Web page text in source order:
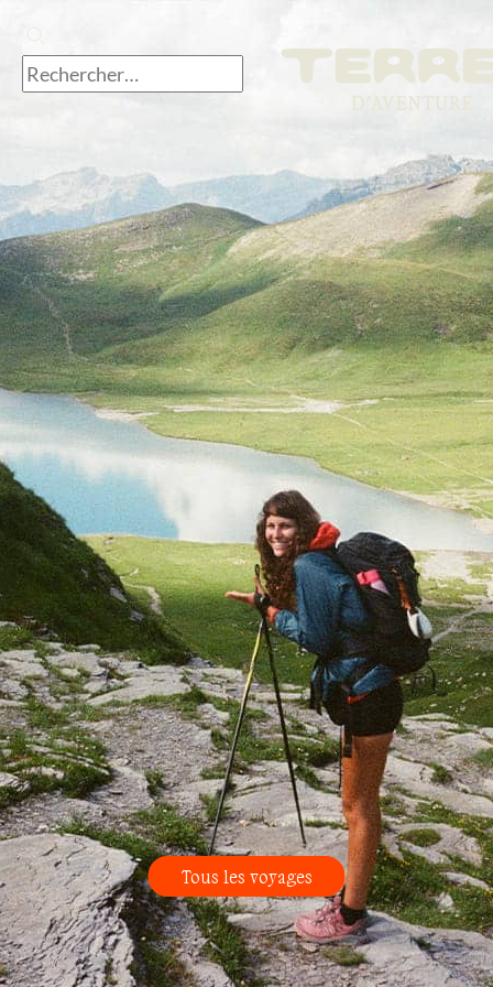
Tous les voyages